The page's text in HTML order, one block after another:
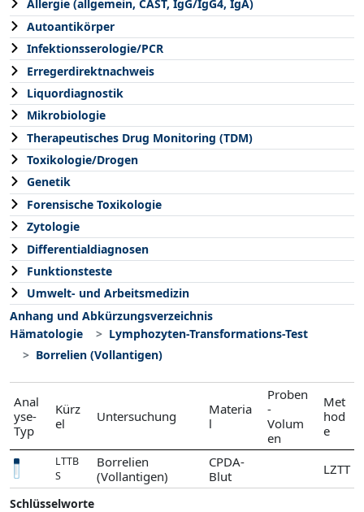
Allergie (allgemein, CAST, IgG/IgG4, IgA)
Autoantikörper
Infektionsserologie/PCR
Erregerdirektnachweis
Liquordiagnostik
Mikrobiologie
Therapeutisches Drug Monitoring (TDM)
Toxikologie/Drogen
Genetik
Forensische Toxikologie
Zytologie
Differentialdiagnosen
Funktionsteste
Umwelt- und Arbeitsmedizin
Anhang und Abkürzungsverzeichnis
Hämatologie
Lymphozyten-Transformations-Test
Borrelien (Vollantigen)
Anal
yse-
Typ
Kürz
el
Untersuchung
Materia
l
Proben
-
Volum
en
Met
hod
e
LTTB
S
Borrelien
(Vollantigen)
CPDA-
Blut
LZTT
Schlüsselworte